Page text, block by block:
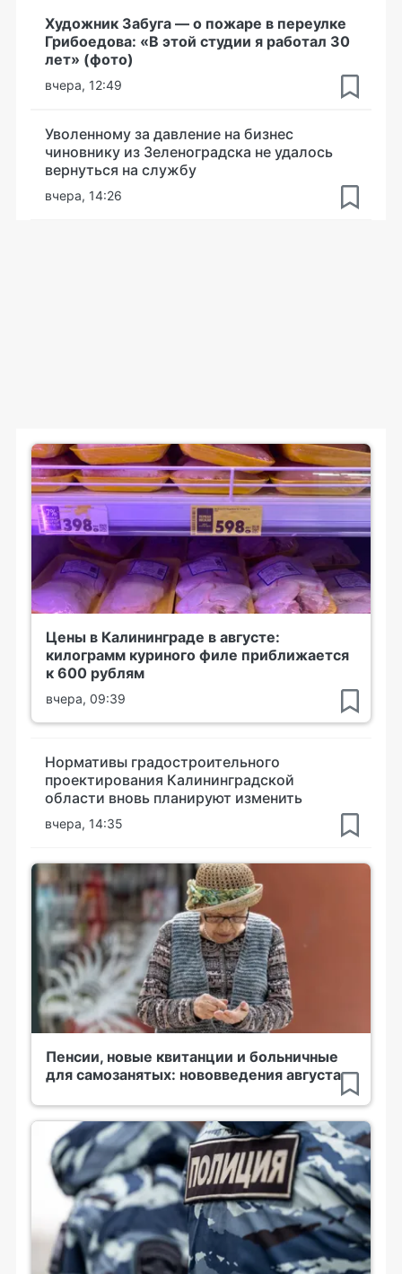
Художник Забуга — о пожаре в переулке
Грибоедова: «В этой студии я работал 30
лет» (фото)
вчера, 12:49
Уволенному за давление на бизнес
чиновнику из Зеленоградска не удалось
вернуться на службу
вчера, 14:26
Цены в Калининграде в августе:
килограмм куриного филе приближается
к 600 рублям
вчера, 09:39
Нормативы градостроительного
проектирования Калининградской
области вновь планируют изменить
вчера, 14:35
Пенсии, новые квитанции и больничные
для самозанятых: нововведения августа